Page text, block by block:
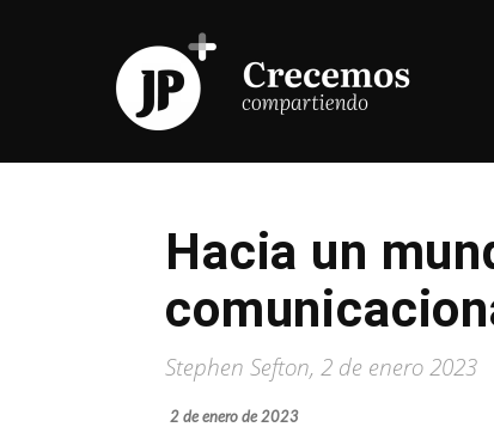
Hacia un
Stephen Sefton, 2 de enero 2023
2 de enero de 2023